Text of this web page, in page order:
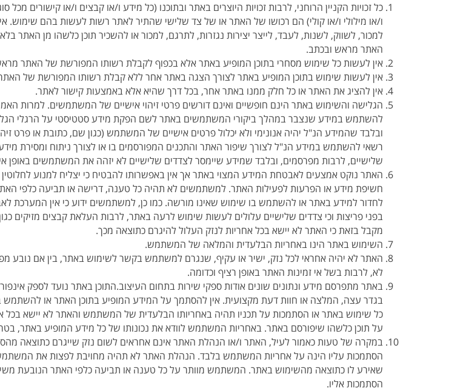
כל זכויות הקניין הרוחני, לרבות זכויות היוצרים באתר ובתוכנו (כל מידע ו/או קבצים ו/או קישורים מכל
ו/או מילולי ו/או קולי) הם רכושו של האתר או של צד שלישי שהתיר לאתר רשות לעשות בהם שימוש.
למכור, לשווק, לשנות, לעבד, לייצר יצירות נגזרות, לתרגם, למכור או להשכיר תוכן כלשהו מן האתר
האתר מראש ובכתב.
אין לעשות כל שימוש מסחרי בתוכן המופיע באתר אלא בכפוף לקבלת רשותו המפורשת של האתר
אין לעשות שימוש בתוכן המופיע באתר לצורך הצגה באתר אחר ללא קבלת רשותו המפורשת של
אין להציג את האתר או כל חלק ממנו באתר אחר, בכל דרך שהיא אלא באמצעות קישור לאתר.
הגלישה והשימוש באתר הינם חופשיים ואינם דורשים פרטי זיהוי אישיים של המשתמשים. למרות
להשתמש במידע שנצבר במהלך ביקורי המשתמשים באתר לשם הפקת מידע סטטיסטי על הרגלי
ובלבד שהמידע הנ"ל יהיה אנונימי ולא יכלול פרטים אישיים של המשתמש (כגון שם, כתובת או פרט
רשאי להשתמש במידע הנ"ל לצורך שיפור האתר והתכנים המפורסמים בו או לצורך ניתוח ומסירת
שלישיים, לרבות מפרסמים, ובלבד שמידע שיימסר לצדדים שלישיים לא יזהה את המשתמשים באופן
האתר נוקט אמצעים לאבטחת המידע המצוי באתר אך אין באפשרותו להבטיח כי יצליח למנוע לחלוטין
חשיפת מידע או הפרעות לפעילות האתר. למשתמשים לא תהיה כל טענה, דרישה או תביעה כלפי
לחדור למידע באתר או להשתמש בו שימוש שאינו מורשה. כמו כן, למשתמשים ידוע כי אין המערכת
בפני פריצות וכי צדדים שלישיים עלולים לעשות שימוש לרעה באתר, לרבות העלאת קבצים מזיקים
מקבל בזאת כי האתר לא יישא בכל אחריות לנזק העלול להיגרם כתוצאה מכך.
השימוש באתר הינו באחריות הבלעדית והמלאה של המשתמש.
האתר לא יהיה אחראי לכל נזק, ישיר או עקיף, שנגרם למשתמש בקשר לשימוש באתר, בין אם נובע
לא, לרבות בשל אי זמינות האתר באופן רציף וכדומה.
באתר מתפרסם מידע ונתונים שונים אודות ספקי שירות בתחום העיצוב.התוכן באתר נועד לספק
בגדר עצה, המלצה או חוות דעת מקצועית. אין להסתמך על המידע המופיע בתוכן האתר או להשתמש
כל שימוש באתר או הסתמכות על תכניו תהיה באחריותו הבלעדית של המשתמש והאתר לא יישא
על תוכן כלשהו שיפורסם באתר. באחריות המשתמש לוודא את נכונותו של כל מידע המופיע באתר,
במקרה של טעות כאמור לעיל, האתר ו/או הנהלת האתר אינם אחראים לשום נזק שייגרם כתוצאה
הסתמכות עליו הינה על אחריות המשתמש בלבד. הנהלת האתר לא תהיה מחויבת לפצות את המשתמש
שאירע לו כתוצאה מהשימוש באתר. המשתמש מוותר על כל טענה או תביעה כלפי האתר הנובעת
הסתמכות אליו.